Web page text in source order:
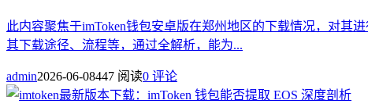
此内容聚焦于imToken钱包安卓版在郑州地区的下载情况，对其
其下载途径、流程等，通过全解析，能为...
admin2026-06-08447 阅读0 评论